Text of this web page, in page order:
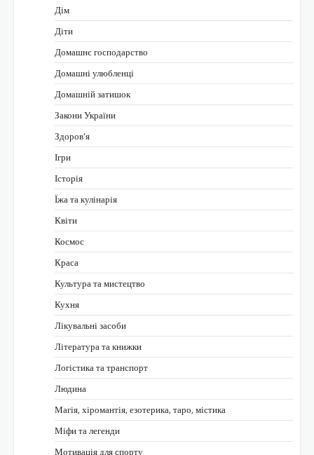
Дім
Діти
Домашнє господарство
Домашні улюбленці
Домашній затишок
Закони України
Здоров'я
Ігри
Історія
Їжа та кулінарія
Квіти
Космос
Краса
Культура та мистецтво
Кухня
Лікувальні засоби
Література та книжки
Логістика та транспорт
Людина
Магія, хіромантія, езотерика, таро, містика
Міфи та легенди
Мотивація для спорту